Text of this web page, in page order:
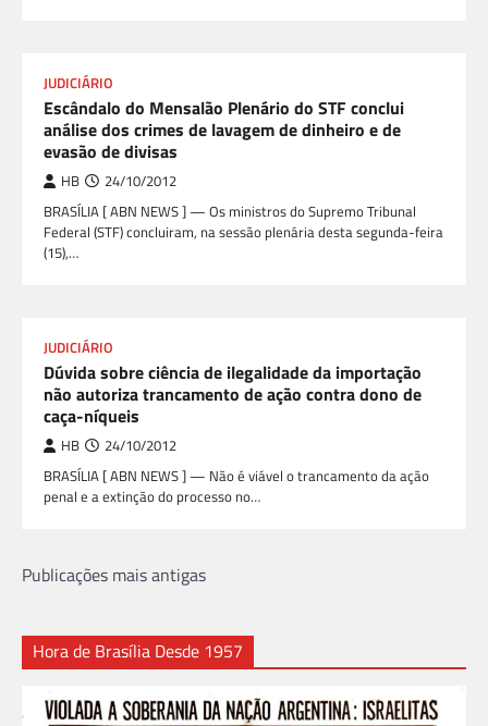
JUDICIÁRIO
Escândalo do Mensalão Plenário do STF conclui
análise dos crimes de lavagem de dinheiro e de
evasão de divisas
HB 24/10/2012
BRASÍLIA [ ABN NEWS ] — Os ministros do Supremo Tribunal
Federal (STF) concluiram, na sessão plenária desta segunda-feira
(15),…
JUDICIÁRIO
Dúvida sobre ciência de ilegalidade da importação
não autoriza trancamento de ação contra dono de
caça-níqueis
HB 24/10/2012
BRASÍLIA [ ABN NEWS ] — Não é viável o trancamento da ação
penal e a extinção do processo no…
Navegação
posts
Publicações mais antigas
Hora de Brasília Desde 1957